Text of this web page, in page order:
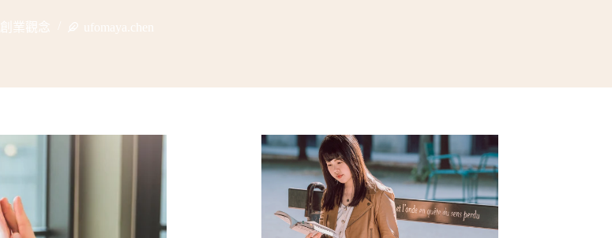
創業觀念 ufomaya.chen